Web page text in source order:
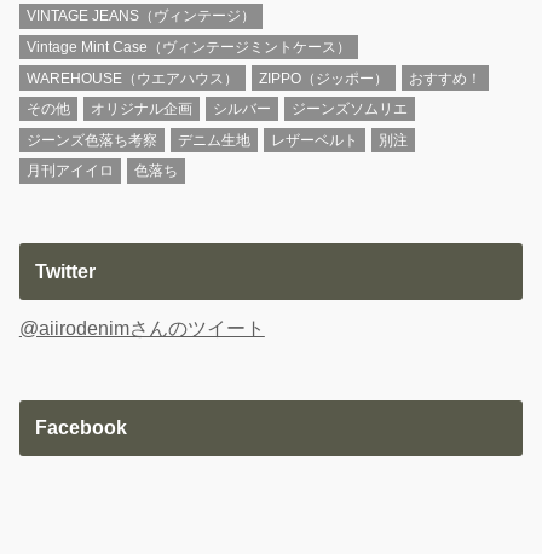
VINTAGE JEANS（ヴィンテージ）
Vintage Mint Case（ヴィンテージミントケース）
WAREHOUSE（ウエアハウス）
ZIPPO（ジッポー）
おすすめ！
その他
オリジナル企画 シルバー
ジーンズソムリエ
ジーンズ色落ち考察
デニム生地 レザーベルト
別注
月刊アイイロ
色落ち
Twitter
@aiirodenimさんのツイート
Facebook